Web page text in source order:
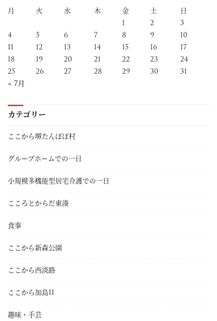
月
火 水 木 金 土
日
1
2
3
4
5 6 7 8 9
10
11
12 13 14 15 16
17
18
19 20 21 22 23
24
25
26 27 28 29 30
31
« 7月
カテゴリー
ここから堺たんぽぽ村
グループホームでの一日
小規模多機能型居宅介護での一日
こころとからだ東湊
食事
ここから新森公園
ここから西淡路
ここから加島II
趣味・手芸